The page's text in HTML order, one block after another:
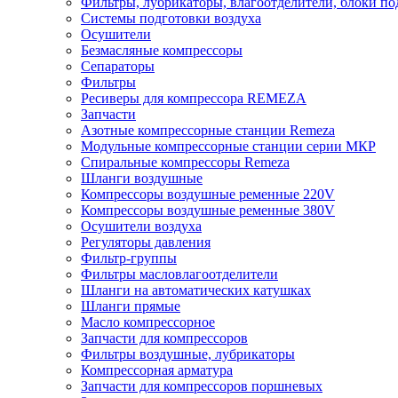
Системы подготовки воздуха
Осушители
Безмасляные компрессоры
Сепараторы
Фильтры
Ресиверы для компрессора REMEZA
Запчасти
Азотные компрессорные станции Remeza
Модульные компрессорные станции серии МКР
Спиральные компрессоры Remeza
Шланги воздушные
Компрессоры воздушные ременные 220V
Компрессоры воздушные ременные 380V
Осушители воздуха
Регуляторы давления
Фильтр-группы
Фильтры масловлагоотделители
Шланги на автоматических катушках
Шланги прямые
Масло компрессорное
Запчасти для компрессоров
Фильтры воздушные, лубрикаторы
Компрессорная арматура
Запчасти для компрессоров поршневых